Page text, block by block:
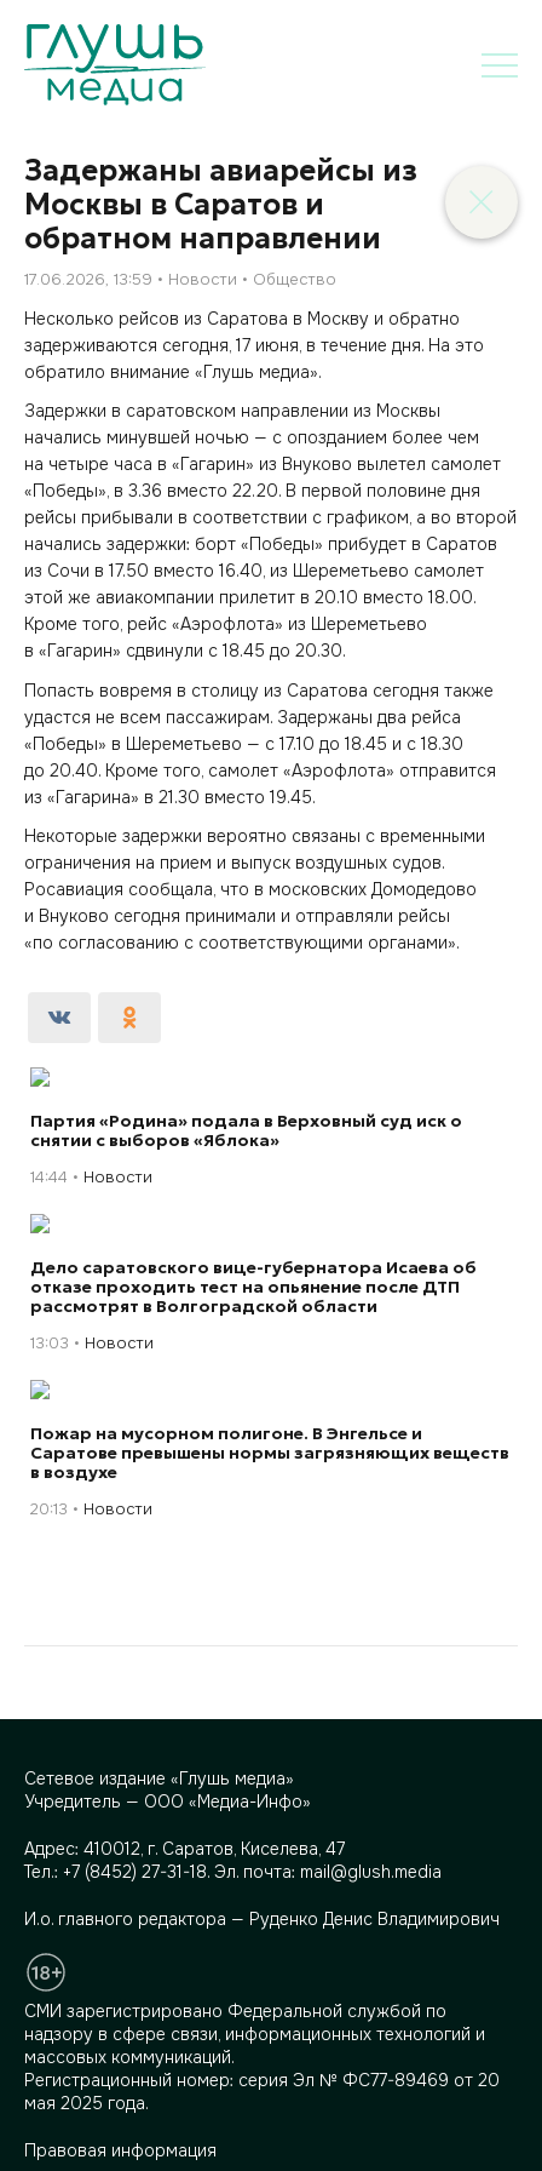
Задержаны авиарейсы из
Москвы в Саратов и
обратном направлении
17.06.2026, 13:59 Новости Общество
Несколько рейсов из Саратова в Москву и обратно
задерживаются сегодня, 17 июня, в течение дня. На это
обратило внимание «Глушь медиа».
Задержки в саратовском направлении из Москвы
начались минувшей ночью — с опозданием более чем
на четыре часа в «Гагарин» из Внуково вылетел самолет
«Победы», в 3.36 вместо 22.20. В первой половине дня
рейсы прибывали в соответствии с графиком, а во второй
начались задержки: борт «Победы» прибудет в Саратов
из Сочи в 17.50 вместо 16.40, из Шереметьево самолет
этой же авиакомпании прилетит в 20.10 вместо 18.00.
Кроме того, рейс «Аэрофлота» из Шереметьево
в «Гагарин» сдвинули с 18.45 до 20.30.
Попасть вовремя в столицу из Саратова сегодня также
удастся не всем пассажирам. Задержаны два рейса
«Победы» в Шереметьево — с 17.10 до 18.45 и с 18.30
до 20.40. Кроме того, самолет «Аэрофлота» отправится
из «Гагарина» в 21.30 вместо 19.45.
Некоторые задержки вероятно связаны с временными
ограничения на прием и выпуск воздушных судов.
Росавиация сообщала, что в московских Домодедово
и Внуково сегодня принимали и отправляли рейсы
«по согласованию с соответствующими органами».
Партия «Родина» подала в Верховный суд иск о
снятии с выборов «Яблока»
14:44 Новости
Дело саратовского вице-губернатора Исаева об
отказе проходить тест на опьянение после ДТП
рассмотрят в Волгоградской области
13:03 Новости
Пожар на мусорном полигоне. В Энгельсе и
Саратове превышены нормы загрязняющих веществ
в воздухе
20:13 Новости
Сетевое издание «Глушь медиа»
Учредитель — ООО «Медиа-Инфо»
Адрес: 410012, г. Саратов, Киселева, 47
Тел.: +7 (8452) 27-31-18. Эл. почта: mail@glush.media
И.о. главного редактора — Руденко Денис Владимирович
СМИ зарегистрировано Федеральной службой по
надзору в сфере связи, информационных технологий и
массовых коммуникаций.
Регистрационный номер: серия Эл № ФС77-89469 от 20
мая 2025 года.
Правовая информация